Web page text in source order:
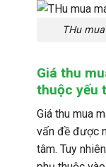
THu
Giá thu
thuộc yếu
Giá thu mua
vấn đề được
tâm. Tuy